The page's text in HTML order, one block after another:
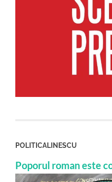
POLITICALINESCU
Poporul roman este